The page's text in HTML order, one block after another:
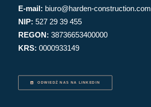
E-mail: biuro@harden-construction.com
NIP: 527 29 39 455
REGON: 38736653400000
KRS: 0000933149
ODWIEDŹ NAS NA LINKEDIN